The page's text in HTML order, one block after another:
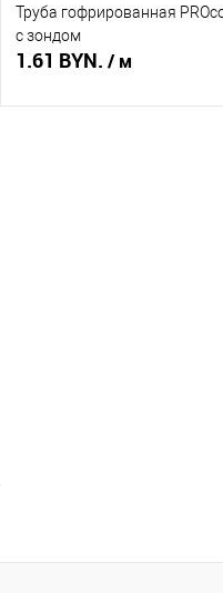
Труба гофрированная
с зондом
1.61 BYN. / м